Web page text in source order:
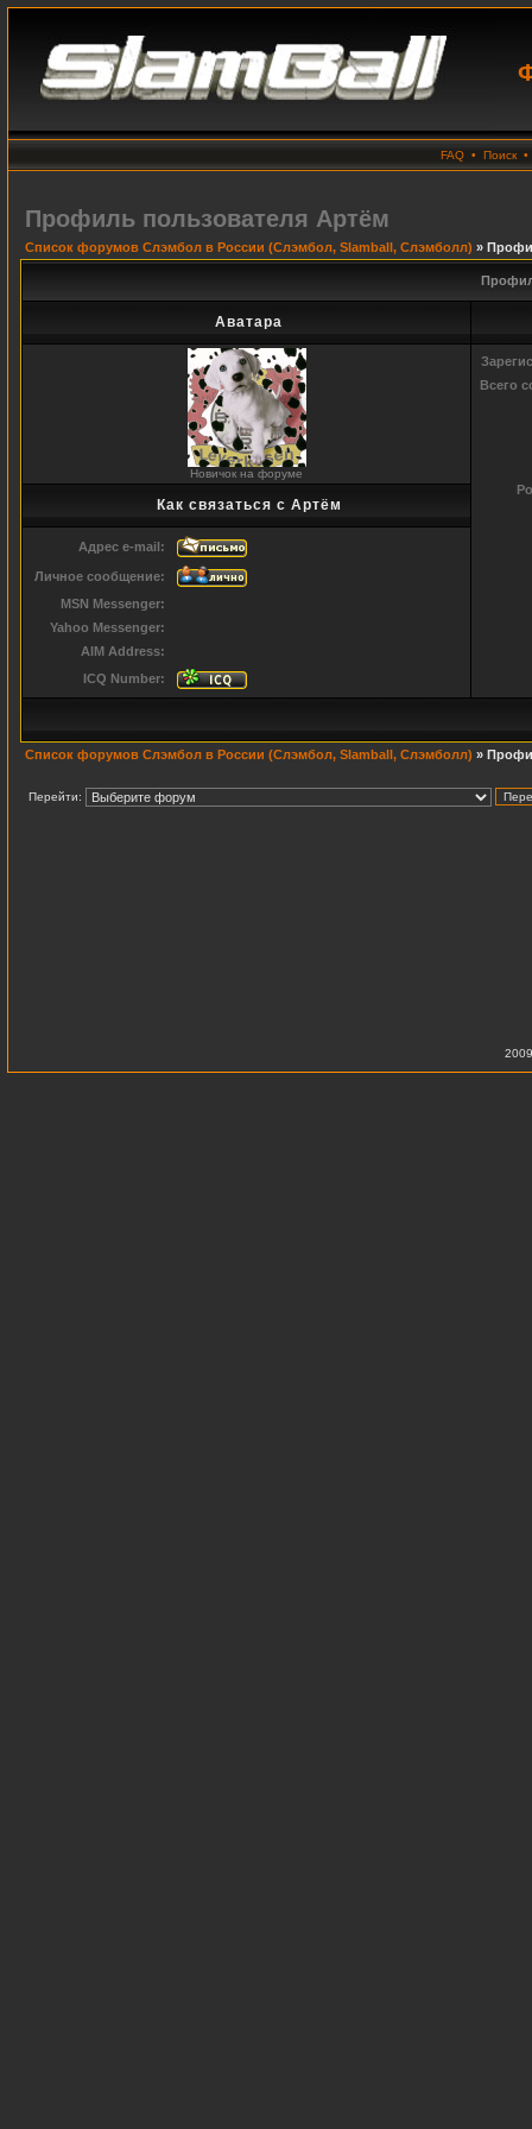
FAQ• Поиск
Профиль пользователя Артём
Список форумов Слэмбол в России (Слэмбол, Slamball, Слэмболл) »
Аватара
Новичок на форуме
Всего
Как связаться с Артём
Адрес e-mail:
Личное сообщение:
MSN Messenger:
Yahoo Messenger:
AIM Address:
ICQ Number:
Список форумов Слэмбол в России (Слэмбол, Slamball, Слэмболл) »
Перейти: